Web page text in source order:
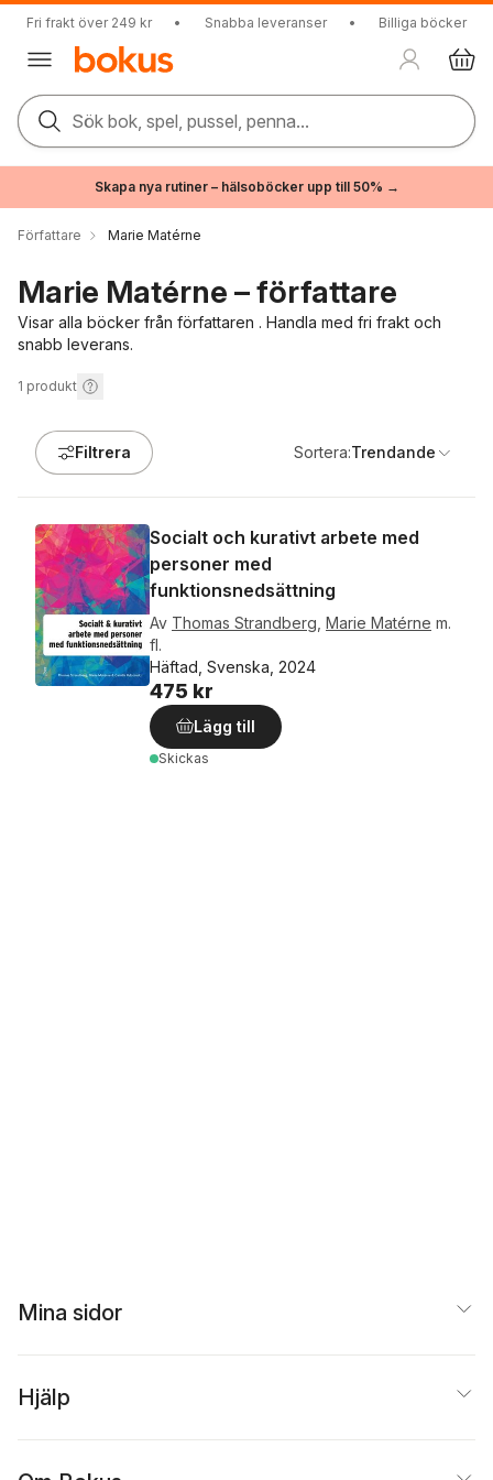
Fri frakt över 249 kr • Snabba leveranser • Billiga böcker
Sök bok, spel, pussel, penna...
Skapa nya rutiner – hälsoböcker upp till 50% →
Författare Marie Matérne
Marie Matérne – författare
Visar alla böcker från författaren . Handla med fri frakt och
snabb leverans.
1 produkt
Filtrera Sortera:Trendande
Socialt och kurativt arbete med
personer med
funktionsnedsättning
Av Thomas Strandberg Marie Matérne m.
fl.
Häftad, Svenska, 2024
475 kr
Lägg till
Skickas
Mina sidor
Hjälp